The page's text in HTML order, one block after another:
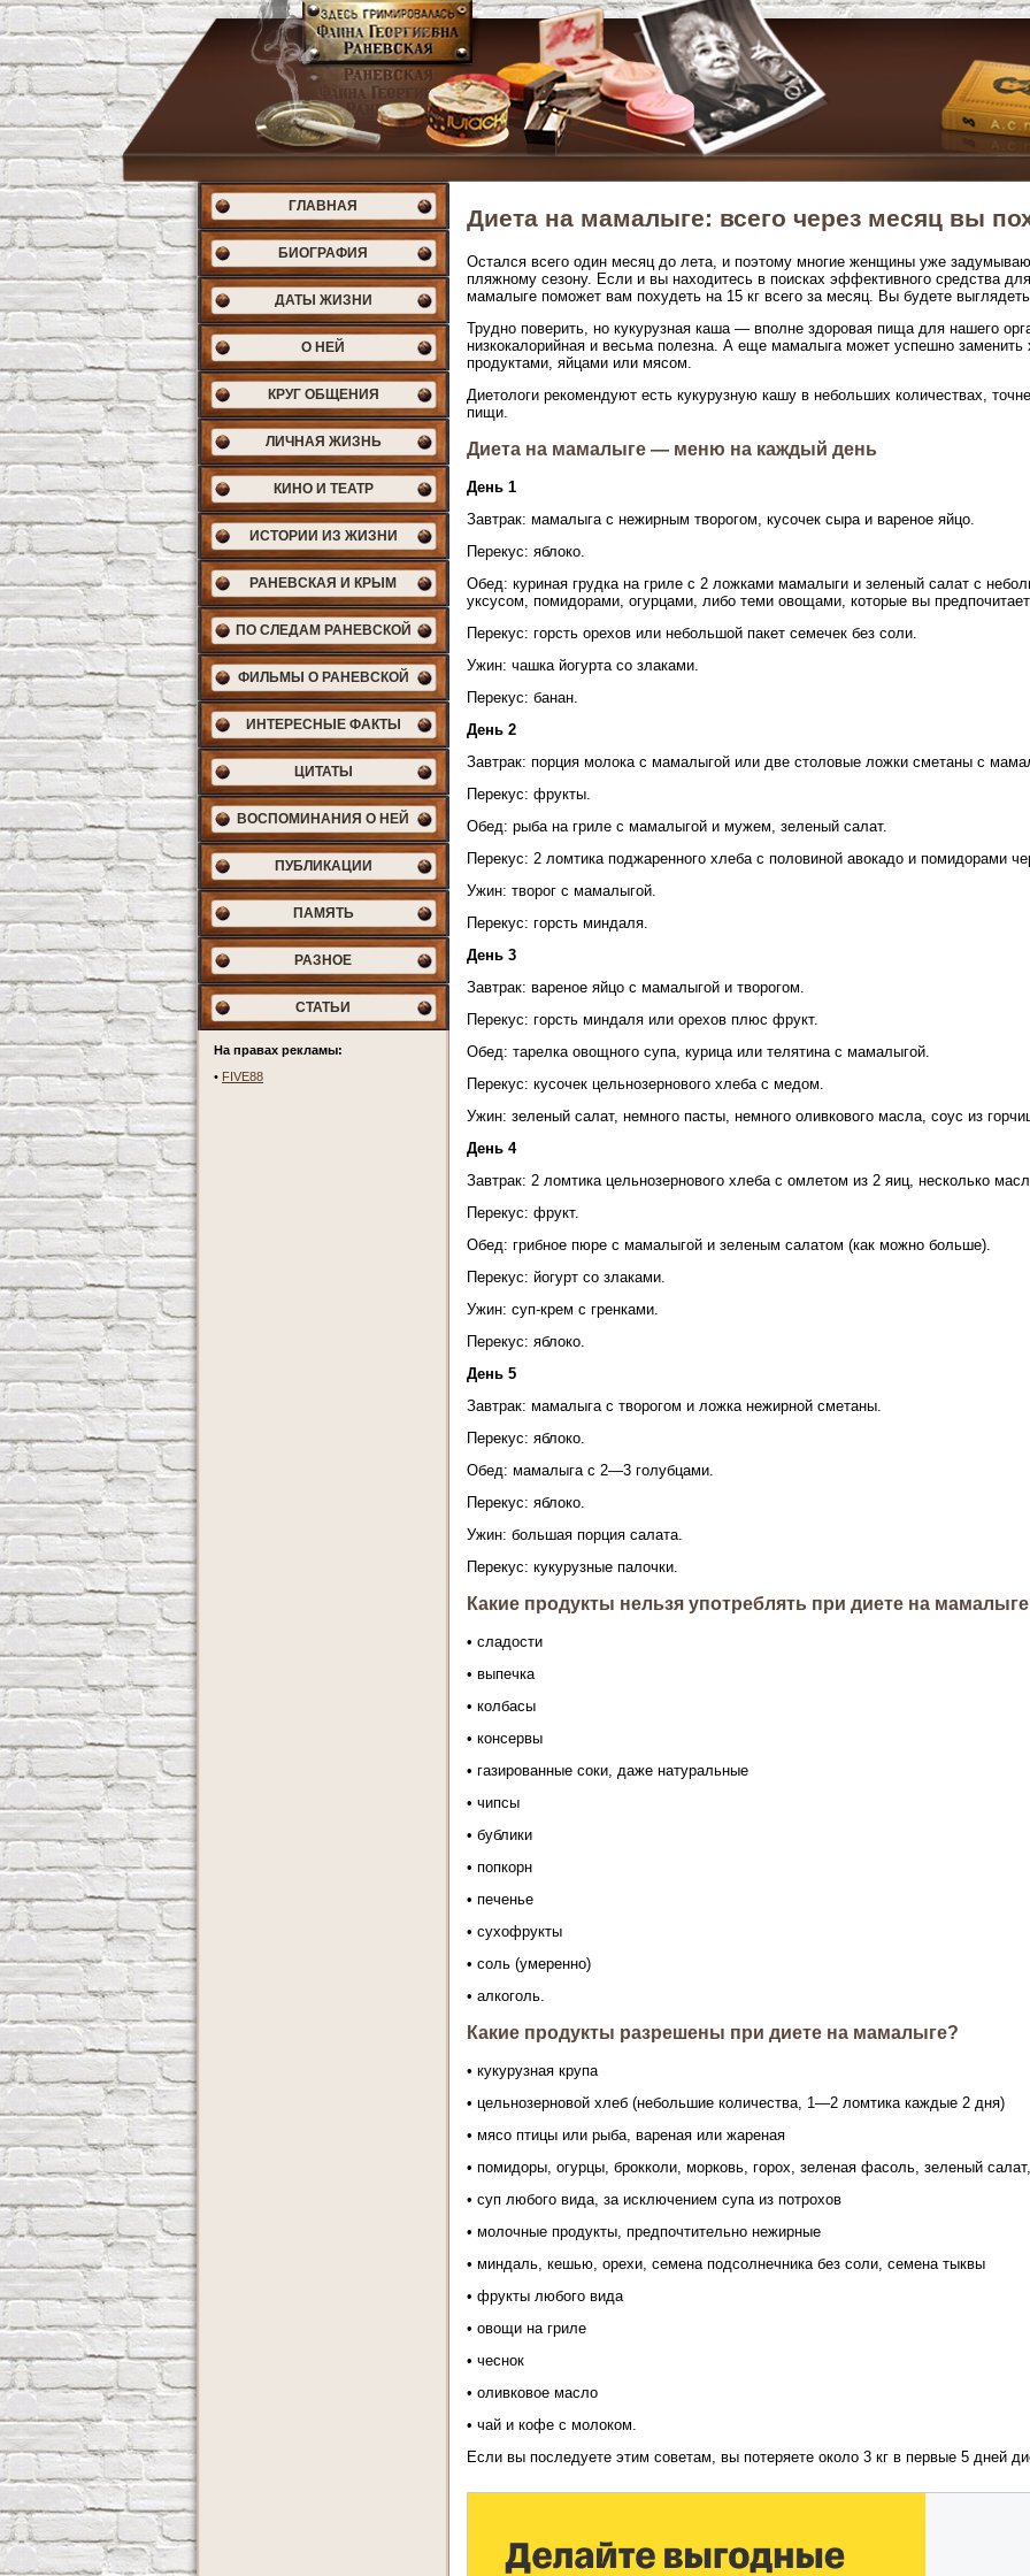
ГЛАВНАЯ
БИОГРАФИЯ
ДАТЫ ЖИЗНИ
О НЕЙ
КРУГ ОБЩЕНИЯ
ЛИЧНАЯ ЖИЗНЬ
КИНО И ТЕАТР
ИСТОРИИ ИЗ ЖИЗНИ
РАНЕВСКАЯ И КРЫМ
ПО СЛЕДАМ РАНЕВСКОЙ
ФИЛЬМЫ О РАНЕВСКОЙ
ИНТЕРЕСНЫЕ ФАКТЫ
ЦИТАТЫ
ВОСПОМИНАНИЯ О НЕЙ
ПУБЛИКАЦИИ
ПАМЯТЬ
РАЗНОЕ
СТАТЬИ
На правах рекламы:
• FIVE88
Диета на мамалыге: всего через месяц вы
Остался всего один месяц до лета, и поэтому многие женщины уже
пляжному сезону. Если и вы находитесь в поисках эффективного средства
мамалыге поможет вам похудеть на 15 кг всего за месяц. Вы будете
Трудно поверить, но кукурузная каша — вполне здоровая пища для нашего
низкокалорийная и весьма полезна. А еще мамалыга может успешно
продуктами, яйцами или мясом.
Диетологи рекомендуют есть кукурузную кашу в небольших количествах,
пищи.
Диета на мамалыге — меню на каждый день
День 1
Завтрак: мамалыга с нежирным творогом, кусочек сыра и вареное яйцо.
Перекус: яблоко.
Обед: куриная грудка на гриле с 2 ложками мамалыги и зеленый салат с
уксусом, помидорами, огурцами, либо теми овощами, которые вы
Перекус: горсть орехов или небольшой пакет семечек без соли.
Ужин: чашка йогурта со злаками.
Перекус: банан.
День 2
Завтрак: порция молока с мамалыгой или две столовые ложки сметаны с
Перекус: фрукты.
Обед: рыба на гриле с мамалыгой и мужем, зеленый салат.
Перекус: 2 ломтика поджаренного хлеба с половиной авокадо и помидорами
Ужин: творог с мамалыгой.
Перекус: горсть миндаля.
День 3
Завтрак: вареное яйцо с мамалыгой и творогом.
Перекус: горсть миндаля или орехов плюс фрукт.
Обед: тарелка овощного супа, курица или телятина с мамалыгой.
Перекус: кусочек цельнозернового хлеба с медом.
Ужин: зеленый салат, немного пасты, немного оливкового масла, соус из
День 4
Завтрак: 2 ломтика цельнозернового хлеба с омлетом из 2 яиц, несколько
Перекус: фрукт.
Обед: грибное пюре с мамалыгой и зеленым салатом (как можно больше).
Перекус: йогурт со злаками.
Ужин: суп-крем с гренками.
Перекус: яблоко.
День 5
Завтрак: мамалыга с творогом и ложка нежирной сметаны.
Перекус: яблоко.
Обед: мамалыга с 2—3 голубцами.
Перекус: яблоко.
Ужин: большая порция салата.
Перекус: кукурузные палочки.
Какие продукты нельзя употреблять при диете на
• сладости
• выпечка
• колбасы
• консервы
• газированные соки, даже натуральные
• чипсы
• бублики
• попкорн
• печенье
• сухофрукты
• соль (умеренно)
• алкоголь.
Какие продукты разрешены при диете на мамалыге?
• кукурузная крупа
• цельнозерновой хлеб (небольшие количества, 1—2 ломтика каждые 2 дня)
• мясо птицы или рыба, вареная или жареная
• помидоры, огурцы, брокколи, морковь, горох, зеленая фасоль, зеленый
• суп любого вида, за исключением супа из потрохов
• молочные продукты, предпочтительно нежирные
• миндаль, кешью, орехи, семена подсолнечника без соли, семена тыквы
• фрукты любого вида
• овощи на гриле
• чеснок
• оливковое масло
• чай и кофе с молоком.
Если вы последуете этим советам, вы потеряете около 3 кг в первые 5 дней